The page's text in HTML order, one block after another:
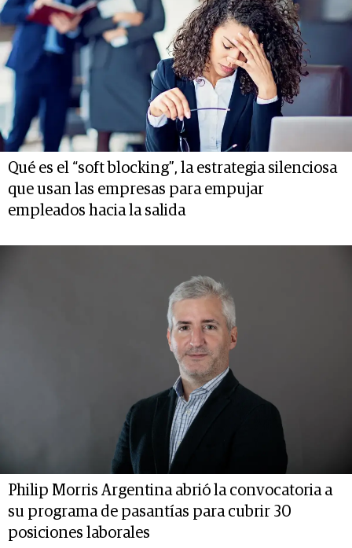
Qué es el “soft blocking”, la estrategia silenciosa
que usan las empresas para empujar
empleados hacia la salida
Philip Morris Argentina abrió la convocatoria a
su programa de pasantías para cubrir 30
posiciones laborales